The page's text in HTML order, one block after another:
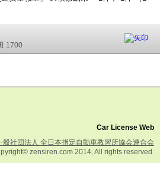
1700
Car License Web
般社団法人 全日本指定自動車教習所協会連合会
zensiren.com 2014, All rights reserved.